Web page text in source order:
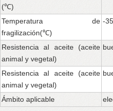
(℃)
Temperatura de
fragilización(℃)
-
Resistencia al aceite (aceite
animal y vegetal)
Resistencia al aceite (aceite
animal y vegetal)
Ámbito aplicable